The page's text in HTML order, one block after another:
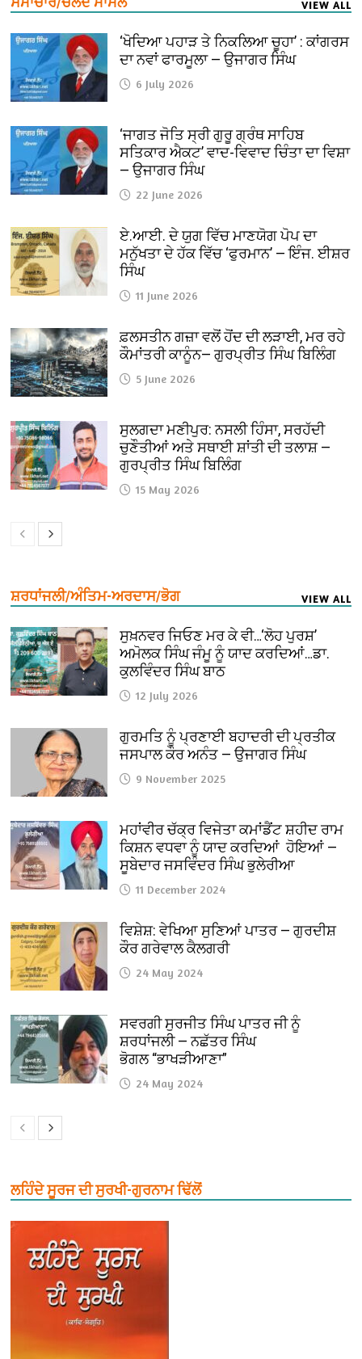
VIEW ALL
‘ਖੋਦਿਆ ਪਹਾੜ ਤੇ ਨਿਕਲਿਆ ਚੂਹਾ’ : ਕਾਂਗਰਸ
ਦਾ ਨਵਾਂ ਫਾਰਮੂਲਾ — ਉਜਾਗਰ ਸਿੰਘ
6 July 2026
‘ਜਾਗਤ ਜੋਤਿ ਸ੍ਰੀ ਗੁਰੂ ਗ੍ਰੰਥ ਸਾਹਿਬ
ਸਤਿਕਾਰ ਐਕਟ’ ਵਾਦ-ਵਿਵਾਦ ਚਿੰਤਾ ਦਾ ਵਿਸ਼ਾ
— ਉਜਾਗਰ ਸਿੰਘ
22 June 2026
ਏ.ਆਈ. ਦੇ ਯੁਗ ਵਿੱਚ ਮਾਣਯੋਗ ਪੋਪ ਦਾ
ਮਨੁੱਖਤਾ ਦੇ ਹੱਕ ਵਿੱਚ ‘ਫੁਰਮਾਨ’ — ਇੰਜ. ਈਸ਼ਰ
ਸਿੰਘ
11 June 2026
ਫ਼ਲਸਤੀਨ ਗਜ਼ਾ ਵਲੋਂ ਹੋਂਦ ਦੀ ਲੜਾਈ, ਮਰ ਰਹੇ
ਕੌਮਾਂਤਰੀ ਕਾਨੂੰਨ— ਗੁਰਪ੍ਰੀਤ ਸਿੰਘ ਬਿਲਿੰਗ
5 June 2026
ਸੁਲਗਦਾ ਮਣੀਪੁਰ: ਨਸਲੀ ਹਿੰਸਾ, ਸਰਹੱਦੀ
ਚੁਣੌਤੀਆਂ ਅਤੇ ਸਥਾਈ ਸ਼ਾਂਤੀ ਦੀ ਤਲਾਸ਼ —
ਗੁਰਪ੍ਰੀਤ ਸਿੰਘ ਬਿਲਿੰਗ
15 May 2026
ਸ਼ਰਧਾਂਜਲੀ/ਅੰਤਿਮ-ਅਰਦਾਸ/ਭੋਗ VIEW ALL
ਸੁਖ਼ਨਵਰ ਜਿਓਣ ਮਰ ਕੇ ਵੀ…‘ਲੋਹ ਪੁਰਸ਼’
ਅਮੋਲਕ ਸਿੰਘ ਜੰਮੂ ਨੂੰ ਯਾਦ ਕਰਦਿਆਂ…ਡਾ.
ਕੁਲਵਿੰਦਰ ਸਿੰਘ ਬਾਠ
12 July 2026
ਗੁਰਮਤਿ ਨੂੰ ਪ੍ਰਣਾਈ ਬਹਾਦਰੀ ਦੀ ਪ੍ਰਤੀਕ
ਜਸਪਾਲ ਕੌਰ ਅਨੰਤ — ਉਜਾਗਰ ਸਿੰਘ
9 November 2025
ਮਹਾਂਵੀਰ ਚੱਕ੍ਰ ਵਿਜੇਤਾ ਕਮਾਂਡੈਂਟ ਸ਼ਹੀਦ ਰਾਮ
ਕਿਸ਼ਨ ਵਧਵਾ ਨੂੰ ਯਾਦ ਕਰਦਿਆਂ ਹੋਇਆਂ —
ਸੂਬੇਦਾਰ ਜਸਵਿੰਦਰ ਸਿੰਘ ਭੁਲੇਰੀਆ
11 December 2024
ਵਿਸ਼ੇਸ਼: ਵੇਖਿਆ ਸੁਣਿਆਂ ਪਾਤਰ — ਗੁਰਦੀਸ਼
ਕੌਰ ਗਰੇਵਾਲ ਕੈਲਗਰੀ
24 May 2024
ਸਵਰਗੀ ਸੁਰਜੀਤ ਸਿੰਘ ਪਾਤਰ ਜੀ ਨੂੰ
ਸ਼ਰਧਾਂਜਲੀ — ਨਛੱਤਰ ਸਿੰਘ
ਭੋਗਲ “ਭਾਖੜੀਆਣਾ”
24 May 2024
ਲਹਿੰਦੇ ਸੂਰਜ ਦੀ ਸੁਰਖੀ-ਗੁਰਨਾਮ ਢਿੱਲੋਂ